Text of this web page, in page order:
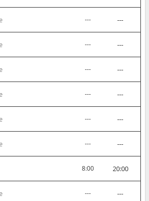
--- ---
--- ---
--- ---
--- ---
--- ---
--- ---
8:00 20:00
--- ---